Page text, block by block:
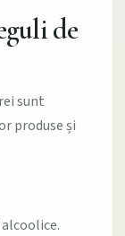
de
sunt
produse și